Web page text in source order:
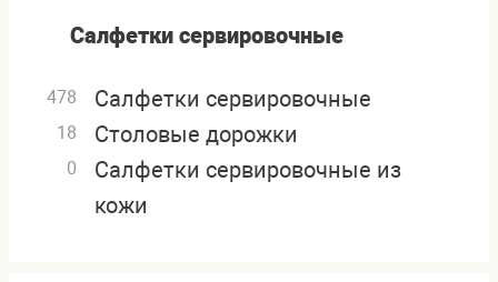
Салфетки сервировочные
478 Салфетки сервировочные
18 Столовые дорожки
0
Салфетки сервировочные из
кожи